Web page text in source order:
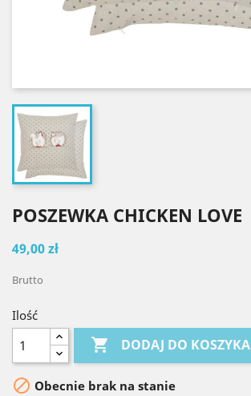
POSZEWKA CHICKEN LOVE
49,00 zł
Brutto
Ilość
 DODAJ DO KOSZYKA
 Obecnie brak na stanie